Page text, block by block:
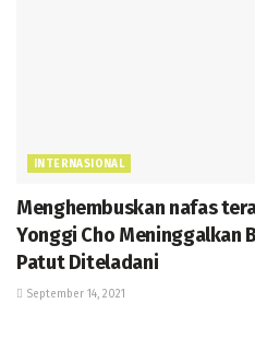
INTERNASIONAL
Menghembuskan nafas
Yonggi Cho Meninggalkan
Patut Diteladani
September 14, 2021